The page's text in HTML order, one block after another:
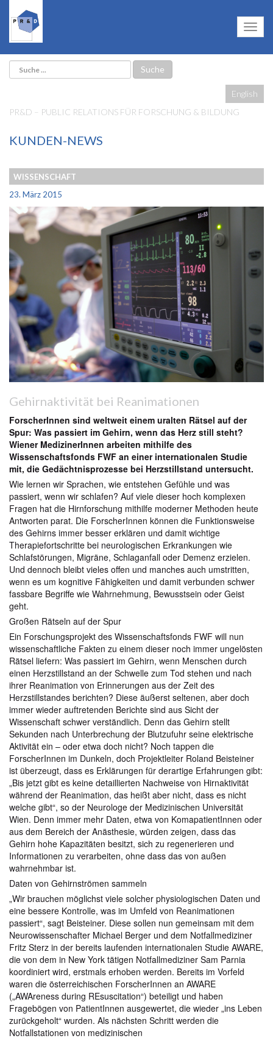
English
PR&D – PUBLIC RELATIONS FÜR FORSCHUNG & BILDUNG
KUNDEN-NEWS
WISSENSCHAFT
23. März 2015
Gehirnaktivität bei Reanimationen
ForscherInnen sind weltweit einem uralten Rätsel auf der
Spur: Was passiert im Gehirn, wenn das Herz still steht?
Wiener MedizinerInnen arbeiten mithilfe des
Wissenschaftsfonds FWF an einer internationalen Studie
mit, die Gedächtnisprozesse bei Herzstillstand untersucht.
Wie lernen wir Sprachen, wie entstehen Gefühle und was
passiert, wenn wir schlafen? Auf viele dieser hoch komplexen
Fragen hat die Hirnforschung mithilfe moderner Methoden heute
Antworten parat. Die ForscherInnen können die Funktionsweise
des Gehirns immer besser erklären und damit wichtige
Therapiefortschritte bei neurologischen Erkrankungen wie
Schlafstörungen, Migräne, Schlaganfall oder Demenz erzielen.
Und dennoch bleibt vieles offen und manches auch umstritten,
wenn es um kognitive Fähigkeiten und damit verbunden schwer
fassbare Begriffe wie Wahrnehmung, Bewusstsein oder Geist
geht.
Großen Rätseln auf der Spur
Ein Forschungsprojekt des Wissenschaftsfonds FWF will nun
wissenschaftliche Fakten zu einem dieser noch immer ungelösten
Rätsel liefern: Was passiert im Gehirn, wenn Menschen durch
einen Herzstillstand an der Schwelle zum Tod stehen und nach
ihrer Reanimation von Erinnerungen aus der Zeit des
Herzstillstandes berichten? Diese äußerst seltenen, aber doch
immer wieder auftretenden Berichte sind aus Sicht der
Wissenschaft schwer verständlich. Denn das Gehirn stellt
Sekunden nach Unterbrechung der Blutzufuhr seine elektrische
Aktivität ein – oder etwa doch nicht? Noch tappen die
ForscherInnen im Dunkeln, doch Projektleiter Roland Beisteiner
ist überzeugt, dass es Erklärungen für derartige Erfahrungen gibt:
„Bis jetzt gibt es keine detaillierten Nachweise von Hirnaktivität
während der Reanimation, das heißt aber nicht, dass es nicht
welche gibt“, so der Neurologe der Medizinischen Universität
Wien. Denn immer mehr Daten, etwa von KomapatientInnen oder
aus dem Bereich der Anästhesie, würden zeigen, dass das
Gehirn hohe Kapazitäten besitzt, sich zu regenerieren und
Informationen zu verarbeiten, ohne dass das von außen
wahrnehmbar ist.
Daten von Gehirnströmen sammeln
„Wir brauchen möglichst viele solcher physiologischen Daten und
eine bessere Kontrolle, was im Umfeld von Reanimationen
passiert“, sagt Beisteiner. Diese sollen nun gemeinsam mit dem
Neurowissenschafter Michael Berger und dem Notfallmediziner
Fritz Sterz in der bereits laufenden internationalen Studie AWARE,
die von dem in New York tätigen Notfallmediziner Sam Parnia
koordiniert wird, erstmals erhoben werden. Bereits im Vorfeld
waren die österreichischen ForscherInnen an AWARE
(„AWAreness during REsuscitation“) beteiligt und haben
Fragebögen von PatientInnen ausgewertet, die wieder „ins Leben
zurückgeholt“ wurden. Als nächsten Schritt werden die
Notfallstationen von medizinischen